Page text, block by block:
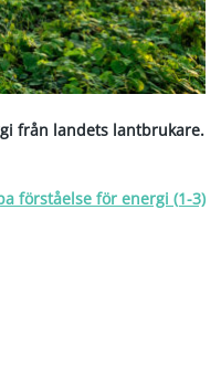
från landets lantbrukare.
förståelse för energi (1-3)